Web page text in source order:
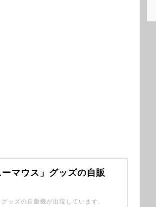
マウス」グッズの自販
ッズの自販機が出現しています。